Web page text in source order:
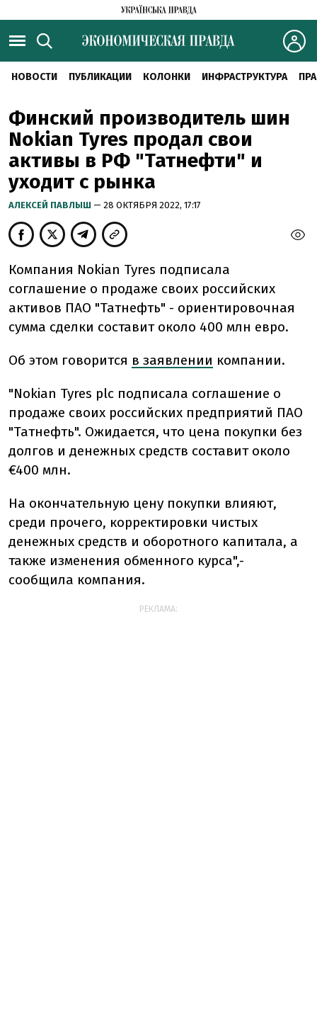
НОВОСТИ ПУБЛИКАЦИИ КОЛОНКИ ИНФРАСТРУКТУРА
Финский производитель шин
Nokian Tyres продал свои
активы в РФ "Татнефти" и
уходит с рынка
АЛЕКСЕЙ ПАВЛЫШ — 28 ОКТЯБРЯ 2022, 17:17
Компания Nokian Tyres подписала
соглашение о продаже своих российских
активов ПАО "Татнефть" - ориентировочная
сумма сделки составит около 400 млн евро.
Об этом говорится в заявлении компании.
"Nokian Tyres plc подписала соглашение о
продаже своих российских предприятий ПАО
"Татнефть". Ожидается, что цена покупки без
долгов и денежных средств составит около
€400 млн.
На окончательную цену покупки влияют,
среди прочего, корректировки чистых
денежных средств и оборотного капитала, а
также изменения обменного курса",-
сообщила компания.
РЕКЛАМА: